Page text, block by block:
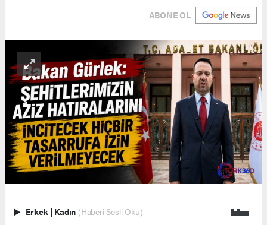
ABONE OL
Erkek | Kadın (Haberi Sesli Oku)